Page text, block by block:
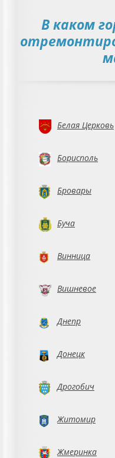
В каком
Белая Церковь
Борисполь
Бровары
Буча
Винница
Вишневое
Днепр
Донецк
Дрогобич
Житомир
Жмеринка